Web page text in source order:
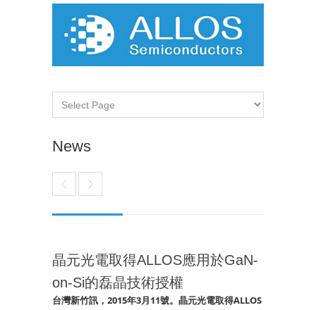
News
晶元光電取得ALLOS應用於GaN-
on-Si的磊晶技術授權
台灣新竹訊，2015年3月11號。晶元光電取得ALLOS